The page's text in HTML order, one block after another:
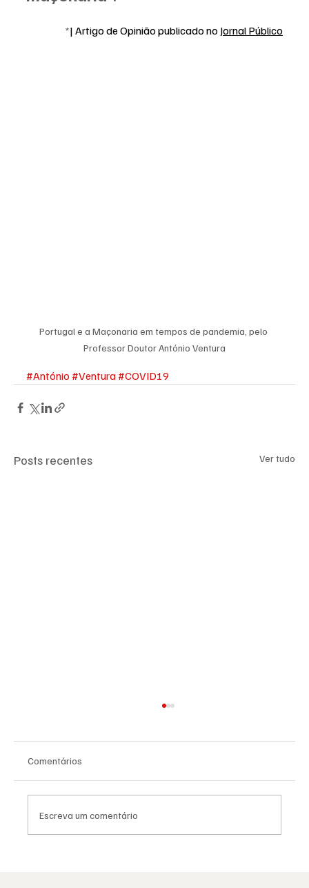
*| Artigo de Opinião publicado no Jornal Público
Portugal e a Maçonaria em tempos de pandemia, pelo
Professor Doutor António Ventura
#António #Ventura #COVID19
Posts recentes Ver tudo
Comentários
Escreva um comentário